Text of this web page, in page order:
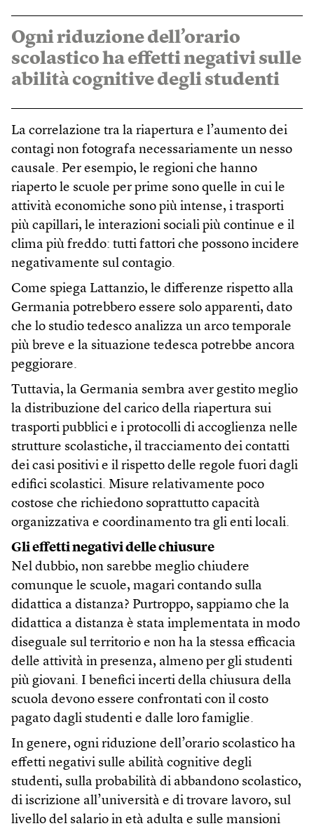
Ogni riduzione dell’orario
scolastico ha effetti negativi sulle
abilità cognitive degli studenti
La correlazione tra la riapertura e l’aumento dei
contagi non fotografa necessariamente un nesso
causale. Per esempio, le regioni che hanno
riaperto le scuole per prime sono quelle in cui le
attività economiche sono più intense, i trasporti
più capillari, le interazioni sociali più continue e il
clima più freddo: tutti fattori che possono incidere
negativamente sul contagio.
Come spiega Lattanzio, le differenze rispetto alla
Germania potrebbero essere solo apparenti, dato
che lo studio tedesco analizza un arco temporale
più breve e la situazione tedesca potrebbe ancora
peggiorare.
Tuttavia, la Germania sembra aver gestito meglio
la distribuzione del carico della riapertura sui
trasporti pubblici e i protocolli di accoglienza nelle
strutture scolastiche, il tracciamento dei contatti
dei casi positivi e il rispetto delle regole fuori dagli
edifici scolastici. Misure relativamente poco
costose che richiedono soprattutto capacità
organizzativa e coordinamento tra gli enti locali.
Gli effetti negativi delle chiusure
Nel dubbio, non sarebbe meglio chiudere
comunque le scuole, magari contando sulla
didattica a distanza? Purtroppo, sappiamo che la
didattica a distanza è stata implementata in modo
diseguale sul territorio e non ha la stessa efficacia
delle attività in presenza, almeno per gli studenti
più giovani. I benefici incerti della chiusura della
scuola devono essere confrontati con il costo
pagato dagli studenti e dalle loro famiglie.
In genere, ogni riduzione dell’orario scolastico ha
effetti negativi sulle abilità cognitive degli
studenti, sulla probabilità di abbandono scolastico,
di iscrizione all’università e di trovare lavoro, sul
livello del salario in età adulta e sulle mansioni